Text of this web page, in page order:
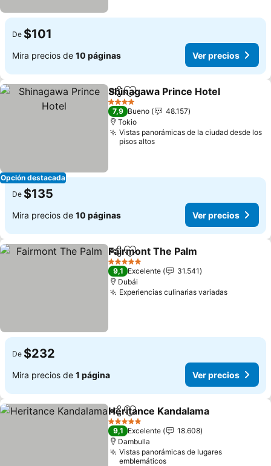
De $101
Mira precios de 10 páginas Ver precios
Opción destacada
CompartirAgregar a favoritos
Shinagawa Prince Hotel
4 Estrellas
7,9 Bueno
48.157
Tokio
Vistas panorámicas de la ciudad desde los
pisos altos
De $135
Mira precios de 10 páginas Ver precios
CompartirAgregar a favoritos
Fairmont The Palm
5 Estrellas
9,1 Excelente
31.541
Dubái
Experiencias culinarias variadas
De $232
Mira precios de 1 página Ver precios
CompartirAgregar a favoritos
Heritance Kandalama
5 Estrellas
9,1 Excelente
18.608
Dambulla
Vistas panorámicas de lugares
emblemáticos